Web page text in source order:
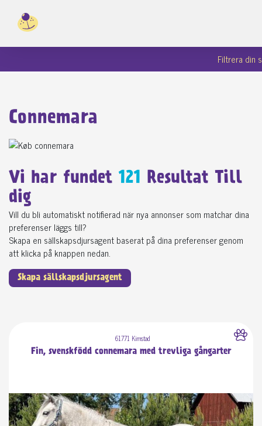
Filtrera din
Connemara
Vi har fundet 121 Resultat Till
dig
Vill du bli automatiskt notifierad när nya annonser som matchar dina
preferenser läggs till?
Skapa en sällskapsdjursagent baserat på dina preferenser genom
att klicka på knappen nedan.
Skapa sällskapsdjursagent
61771 Kimstad
Fin, svenskfödd connemara med trevliga gångarter